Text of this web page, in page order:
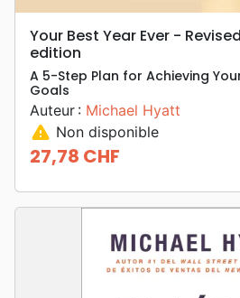
Your Best Year Ever -
edition
A 5-Step Plan for Achieving
Goals
Auteur : Michael Hyatt
warning Non disponible
Prix
27,78 CHF